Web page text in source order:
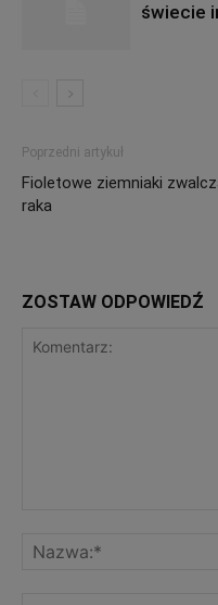
świecie
Poprzedni artykuł
Fioletowe ziemniaki
raka
ZOSTAW ODPOWIEDŹ